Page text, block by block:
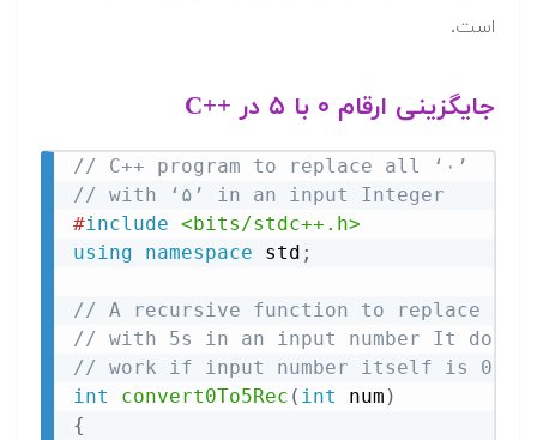
است.
جایگزینی ارقام ۰ با ۵ در ++C
// C++ program to replace all ‘۰’
// with ‘۵’ in an input Integer
#include <bits/stdc++.h>
using
namespace std ;
// A recursive function to replace all
// with 5s in an input number It
// work if input number itself is 0.
int
convert0To5Rec ( int num )
{